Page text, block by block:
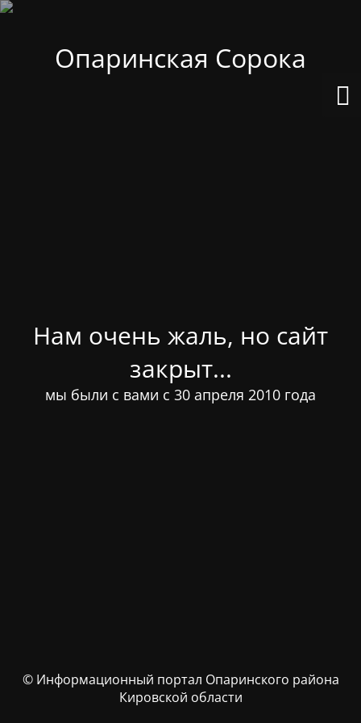
Опаринская Сорока
Нам очень жаль, но сайт
закрыт...
мы были с вами с 30 апреля 2010 года
© Информационный портал Опаринского района
Кировской области